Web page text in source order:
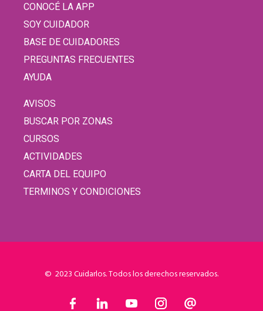
CONOCÉ LA APP
SOY CUIDADOR
BASE DE CUIDADORES
PREGUNTAS FRECUENTES
AYUDA
AVISOS
BUSCAR POR ZONAS
CURSOS
ACTIVIDADES
CARTA DEL EQUIPO
TERMINOS Y CONDICIONES
© 2023 Cuidarlos. Todos los derechos reservados.